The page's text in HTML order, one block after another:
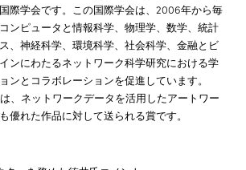
際学会です。この国際学会は、2006年から毎
ンピュータと情報科学、物理学、数学、統計
、神経科学、環境科学、社会科学、金融とビ
ンにわたるネットワーク科学研究における学
ンとコラボレーションを促進しています。
、ネットワークデータを活用したアートワー
優れた作品に対して送られる賞です。